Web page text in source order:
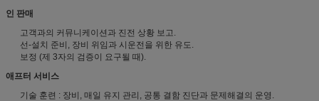
인 판매
고객과의 커뮤니케이션과 진전 상황 보고.
선-설치 준비, 장비 위임과 시운전을 위한 유도.
보정 (제 3자의 검증이 요구될 때).
애프터 서비스
기술 훈련 : 장비, 매일 유지 관리, 공통 결함 진단과 문제해결의 운영.